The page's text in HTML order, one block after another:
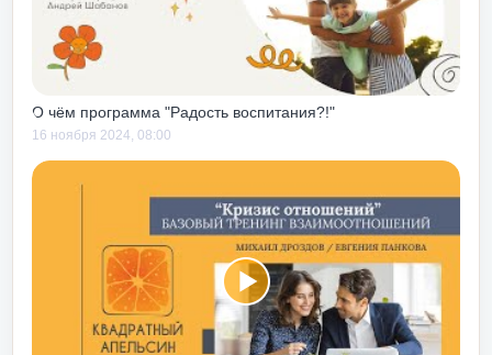
с Центром, тренинг
стал для меня,
торте». В легкой,
форме с
здесь рассказано
у них точно
навыков действий в
руководства.
руководителям со
он помогает
О чём программа "Радость воспитания?!"
16 ноября 2024, 08:00